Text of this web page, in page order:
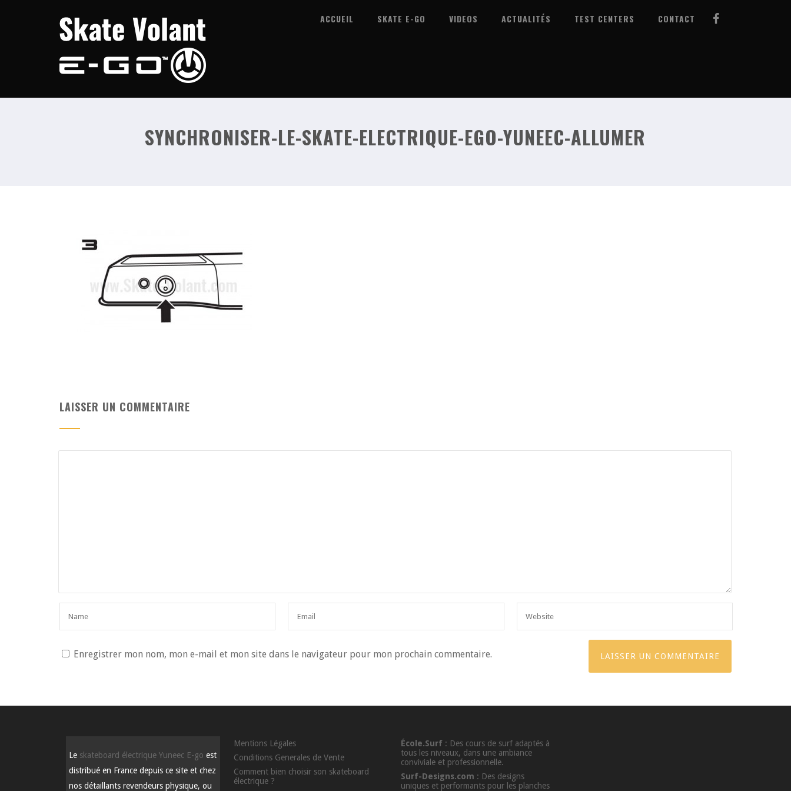
ACCUEIL SKATE E-GO VIDEOS ACTUALITÉS TEST CENTERS CONTACT
SYNCHRONISER-LE-SKATE-ELECTRIQUE-EGO-YUNEEC-ALLUMER
LAISSER UN COMMENTAIRE
Enregistrer mon nom, mon e-mail et mon site dans le navigateur pour mon prochain commentaire.
Mentions Légales
Conditions Generales de Vente
Comment bien choisir son skateboard
électrique ?
Le skateboard électrique Yuneec E-go est
distribué en France depuis ce site et chez
nos détaillants revendeurs physique, ou
École.Surf : Des cours de surf adaptés à
tous les niveaux, dans une ambiance
conviviale et professionnelle.
Surf-Designs.com : Des designs
uniques et performants pour les planches